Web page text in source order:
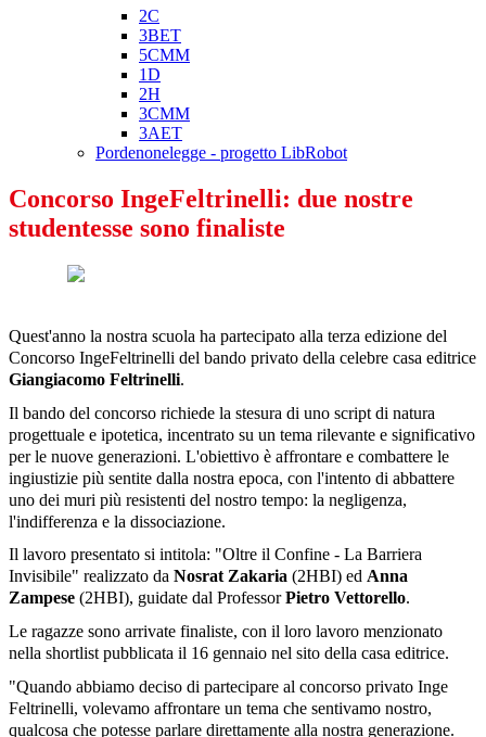
2C
3BET
5CMM
1D
2H
3CMM
3AET
Pordenonelegge - progetto LibRobot
Concorso IngeFeltrinelli: due nostre
studentesse sono finaliste
Quest'anno la nostra scuola ha partecipato alla terza edizione del
Concorso IngeFeltrinelli del bando privato della celebre casa editrice
Giangiacomo Feltrinelli.
Il bando del concorso richiede la stesura di uno script di natura
progettuale e ipotetica, incentrato su un tema rilevante e significativo
per le nuove generazioni. L'obiettivo è affrontare e combattere le
ingiustizie più sentite dalla nostra epoca, con l'intento di abbattere
uno dei muri più resistenti del nostro tempo: la negligenza,
l'indifferenza e la dissociazione.
Il lavoro presentato si intitola: "Oltre il Confine - La Barriera
Invisibile" realizzato da Nosrat Zakaria (2HBI) ed Anna
Zampese (2HBI), guidate dal ProfessorPietro Vettorello.
Le ragazze sono arrivate finaliste, con il loro lavoro menzionato
nella shortlist pubblicata il 16 gennaio nel sito della casa editrice.
"Quando abbiamo deciso di partecipare al concorso privato Inge
Feltrinelli, volevamo affrontare un tema che sentivamo nostro,
qualcosa che potesse parlare direttamente alla nostra generazione.